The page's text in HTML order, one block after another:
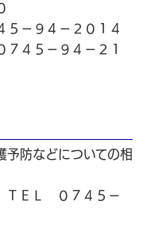
５－９４－２０１４
４５－９４－２１
予防などについての相
ＴＥＬ ０７４５－